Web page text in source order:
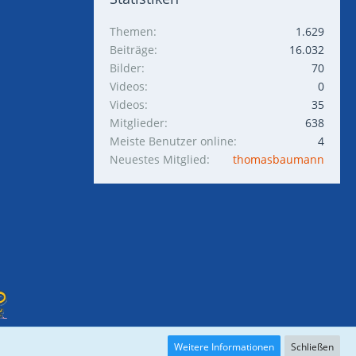
Themen
1.629
Beiträge
16.032
Bilder
70
Videos
0
Videos
35
Mitglieder
638
Meiste Benutzer online
4
Neuestes Mitglied
thomasbaumann
Weitere Informationen Schließen